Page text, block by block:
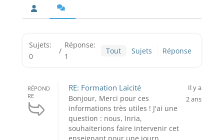
Sujets:
0
/
Réponse:
1
Tout Sujets Réponse
RÉPOND
RE
RE: Formation Laïcité
Bonjour, Merci pour ces
informations très utiles ! J'ai une
question : nous, Inria,
souhaiterions faire intervenir cet
Il y a
2 ans